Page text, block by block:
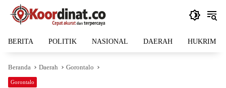
Langsung
BERITA POLITIK NASIONAL DAERAH HUKRIM
Beranda Daerah Gorontalo
Gorontalo